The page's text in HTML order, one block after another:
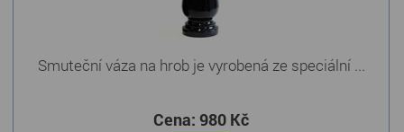
Smuteční váza na hrob je vyrobená ze speciální ...
Cena: 980 Kč